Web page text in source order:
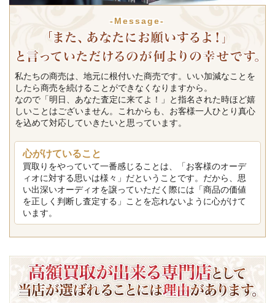
-Message-
私たちの商売は、地元に根付いた商売です。いい加減なことを
したら商売を続けることができなくなりますから。
なので「明日、あなた査定に来てよ！」と指名された時ほど嬉
しいことはございません。これからも、お客様一人ひとり真心
を込めて対応していきたいと思っています。
心がけていること
買取りをやっていて一番感じることは、「お客様のオーデ
ィオに対する思いは様々」だということです。だから、思
い出深いオーディオを譲っていただく際には「商品の価値
を正しく判断し査定する」ことを忘れないように心がけて
います。